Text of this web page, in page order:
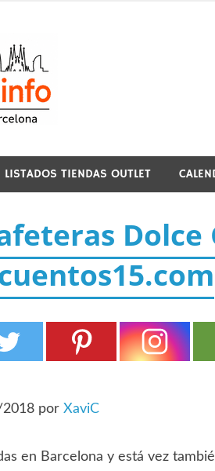
LISTADOS TIENDAS OUTLET
Dolce
por XaviC
en Barcelona y está vez